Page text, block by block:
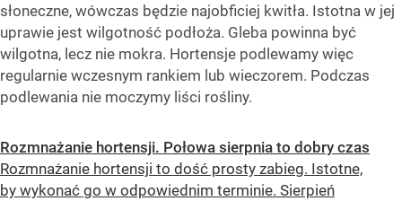
słoneczne, wówczas będzie najobficiej kwitła. Istotna w jej
uprawie jest wilgotność podłoża. Gleba powinna być
wilgotna, lecz nie mokra. Hortensje podlewamy więc
regularnie wczesnym rankiem lub wieczorem. Podczas
podlewania nie moczymy liści rośliny.
Rozmnażanie hortensji. Połowa sierpnia to dobry czas
Rozmnażanie hortensji to dość prosty zabieg. Istotne,
by wykonać go w odpowiednim terminie. Sierpień